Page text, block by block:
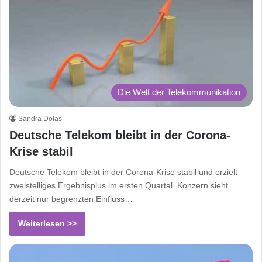
Die Welt der Telekommunikation
Sandra Dolas
Deutsche Telekom bleibt in der Corona-
Krise stabil
Deutsche Telekom bleibt in der Corona-Krise stabil und erzielt
zweistelliges Ergebnisplus im ersten Quartal. Konzern sieht
derzeit nur begrenzten Einfluss…
Weiterlesen >>